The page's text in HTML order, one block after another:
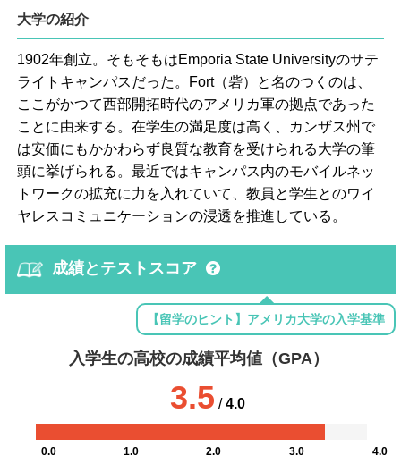
大学の紹介
1902年創立。そもそもはEmporia State Universityのサテ
ライトキャンパスだった。Fort（砦）と名のつくのは、
ここがかつて西部開拓時代のアメリカ軍の拠点であった
ことに由来する。在学生の満足度は高く、カンザス州で
は安価にもかかわらず良質な教育を受けられる大学の筆
頭に挙げられる。最近ではキャンパス内のモバイルネッ
トワークの拡充に力を入れていて、教員と学生とのワイ
ヤレスコミュニケーションの浸透を推進している。
成績とテストスコア
【留学のヒント】アメリカ大学の入学基準
入学生の高校の成績平均値（GPA）
3.5 /4.0
0.0 1.0 2.0 3.0 4.0